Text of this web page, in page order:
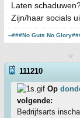
Laten
Zijn/haar socials
--###No Guts No
111210
Op
volgende:
Bedrijfsarts